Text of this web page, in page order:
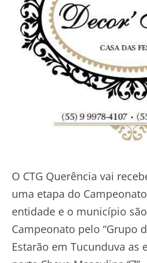
O CTG Querência vai
uma etapa do
entidade e o município
Campeonato pelo “Grupo
Estarão em Tucunduva as